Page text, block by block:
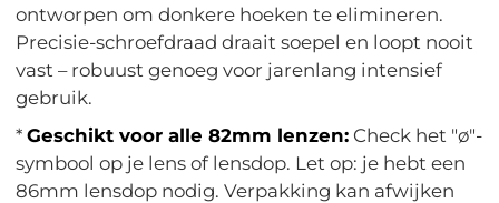
ontworpen om donkere hoeken te elimineren.
Precisie-schroefdraad draait soepel en loopt nooit
vast – robuust genoeg voor jarenlang intensief
gebruik.
*Geschikt voor alle 82mm lenzen: Check het "ø"-
symbool op je lens of lensdop. Let op: je hebt een
86mm lensdop nodig. Verpakking kan afwijken